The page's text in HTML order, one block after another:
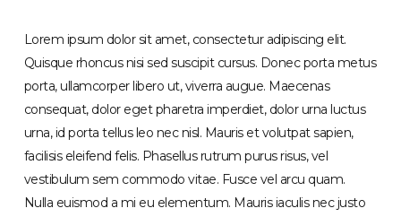
Lorem ipsum dolor sit amet, consectetur adipiscing elit.
Quisque rhoncus nisi sed suscipit cursus. Donec porta metus
porta, ullamcorper libero ut, viverra augue. Maecenas
consequat, dolor eget pharetra imperdiet, dolor urna luctus
urna, id porta tellus leo nec nisl. Mauris et volutpat sapien,
facilisis eleifend felis. Phasellus rutrum purus risus, vel
vestibulum sem commodo vitae. Fusce vel arcu quam.
Nulla euismod a mi eu elementum. Mauris iaculis nec justo